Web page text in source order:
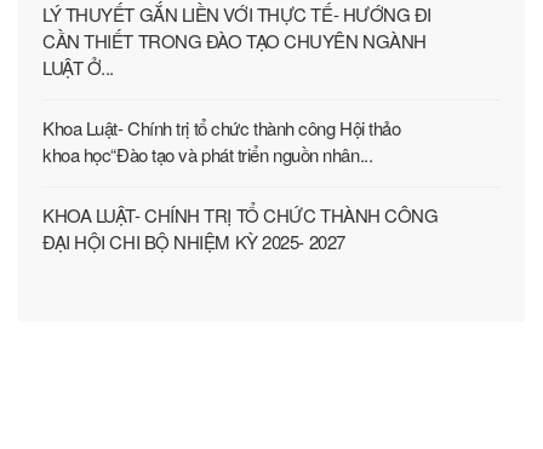
LÝ THUYẾT GẮN LIỀN VỚI THỰC TẾ- HƯỚNG ĐI
CẦN THIẾT TRONG ĐÀO TẠO CHUYÊN NGÀNH
LUẬT Ở...
Khoa Luật- Chính trị tổ chức thành công Hội thảo
khoa học“Đào tạo và phát triển nguồn nhân...
KHOA LUẬT- CHÍNH TRỊ TỔ CHỨC THÀNH CÔNG
ĐẠI HỘI CHI BỘ NHIỆM KỲ 2025- 2027